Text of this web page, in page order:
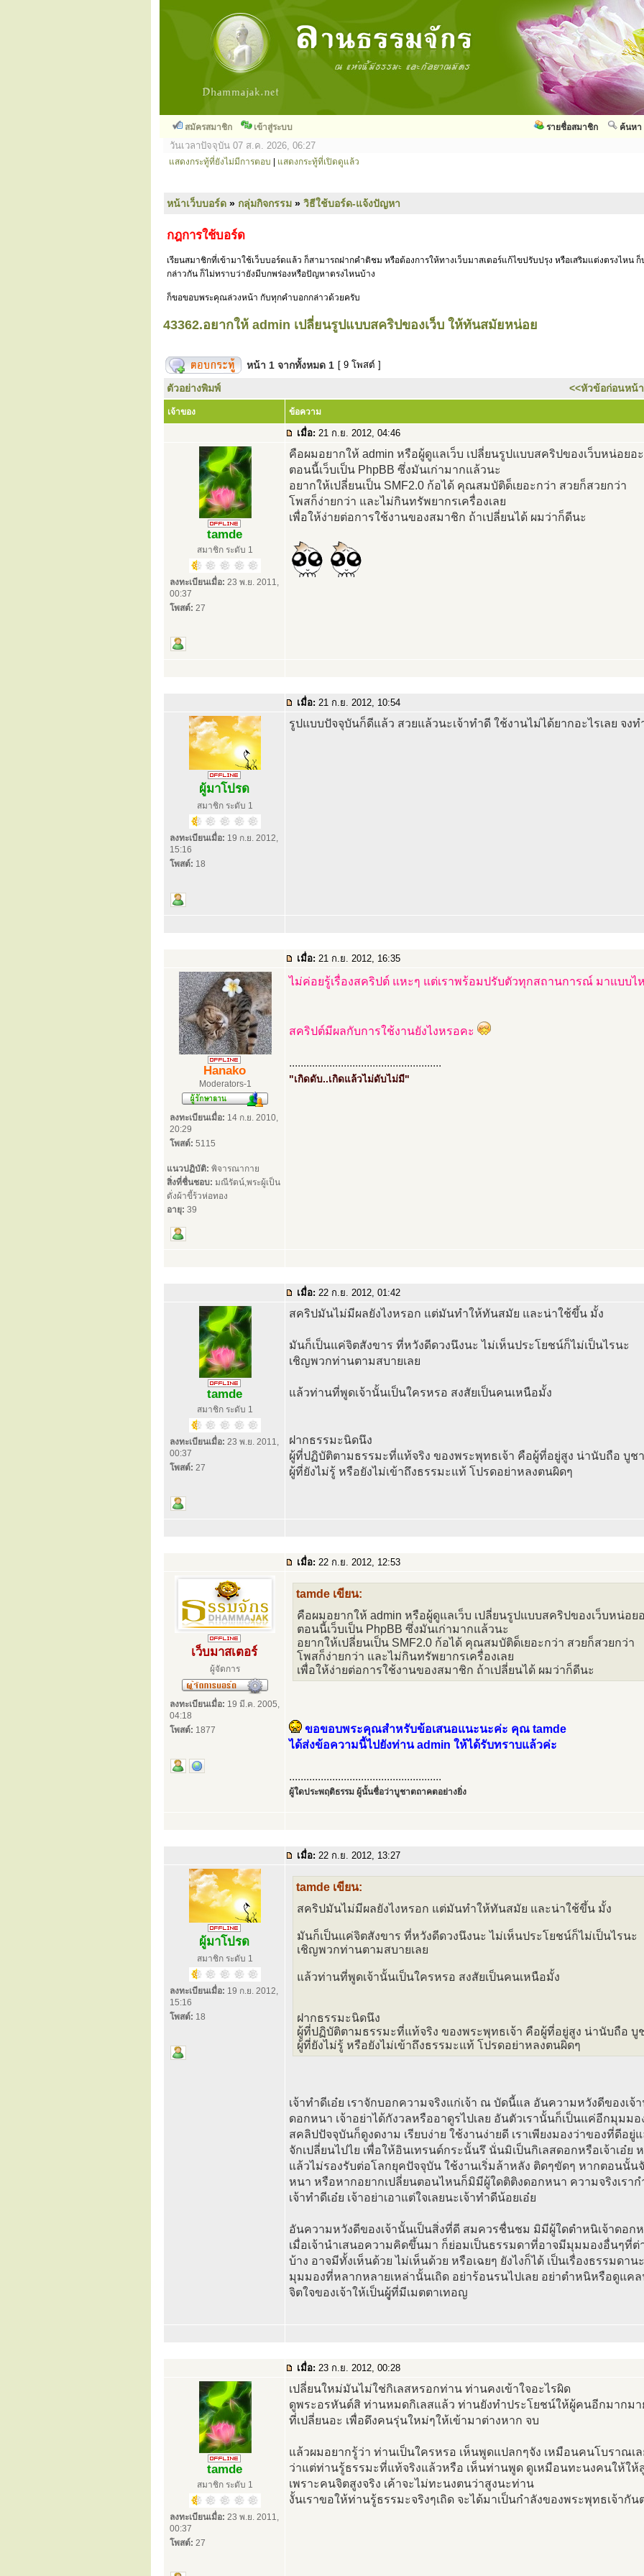
สมัครสมาชิก เข้าสู่ระบบ ค้นหา
รายชื่อสมาชิก
วันเวลาปัจจุบัน 07 ส.ค. 2026, 06:27
แสดงกระทู้ที่ยังไม่มีการตอบ แสดงกระทู้ที่เปิดดูแล้ว
หน้าเว็บบอร์ด » กลุ่มกิจกรรม » วิธีใช้บอร์ด-แจ้งปัญหา
กฎการใช้บอร์ด
เรียนสมาชิกที่เข้ามาใช้เว็บบอร์ดแล้ว ก็สามารถฝากคำติชม หรือต้องการให้ทางเว็บมาสเตอร์แก้ไขปรับปรุง หรือเสริมแต่งตรงไหน
กล่าวกัน ก็ไม่ทราบว่ายังมีบกพร่องหรือปัญหาตรงไหนบ้าง
ก็ขอขอบพระคุณล่วงหน้า กับทุกคำบอกกล่าวด้วยครับ
43362.อยากให้ admin เปลี่ยนรูปแบบสคริปของเว็บ ให้ทันสมัยหน่อย
หน้า 1 จากทั้งหมด 1 [ 9 โพสต์ ]
ตัวอย่างพิมพ์ <<หัวข้อก่อนหน้า
เจ้าของ ข้อความ
เมื่อ: 21 ก.ย. 2012, 04:46
tamde
สมาชิก ระดับ 1
ลงทะเบียนเมื่อ: 23 พ.ย. 2011,
00:37
โพสต์: 27
คือผมอยากให้ admin หรือผู้ดูแลเว็บ เปลี่ยนรูปแบบสคริปของเว็บหน่อยอ
ตอนนี้เว็บเป็น PhpBB ซึ่งมันเก่ามากแล้วนะ
อยากให้เปลี่ยนเป็น SMF2.0 ก้อได้ คุณสมบัติด็เยอะกว่า สวยก็สวยกว่า
โพสก็ง่ายกว่า และไม่กินทรัพยากรเครื่องเลย
เพื่อให้ง่ายต่อการใช้งานของสมาชิก ถ้าเปลี่ยนได้ ผมว่าก็ดีนะ
เมื่อ: 21 ก.ย. 2012, 10:54
ผู้มาโปรด
สมาชิก ระดับ 1
ลงทะเบียนเมื่อ: 19 ก.ย. 2012,
15:16
โพสต์: 18
รูปแบบปัจจุบันก็ดีแล้ว สวยแล้วนะเจ้าทำดี ใช้งานไม่ได้ยากอะไรเลย จง
เมื่อ: 21 ก.ย. 2012, 16:35
Hanako
Moderators-1
ลงทะเบียนเมื่อ: 14 ก.ย. 2010,
20:29
โพสต์: 5115
แนวปฏิบัติ: พิจารณากาย
สิ่งที่ชื่นชอบ: มณีรัตน์,พระผู้เป็น
ดั่งผ้าขี้ร้วห่อทอง
อายุ: 39
ไม่ค่อยรู้เรื่องสคริปต์ แหะๆ แต่เราพร้อมปรับตัวทุกสถานการณ์ มาแบบไ
สคริปต์มีผลกับการใช้งานยังไงหรอคะ
.....................................................
"เกิดดับ..เกิดแล้วไม่ดับไม่มี"
เมื่อ: 22 ก.ย. 2012, 01:42
tamde
สมาชิก ระดับ 1
ลงทะเบียนเมื่อ: 23 พ.ย. 2011,
00:37
โพสต์: 27
สคริปมันไม่มีผลยังไงหรอก แต่มันทำให้ทันสมัย และน่าใช้ขึ้น มั้ง
มันก็เป็นแค่จิตสังขาร ที่หวังดีดวงนึงนะ ไม่เห็นประโยชน์ก็ไม่เป็นไรนะ
เชิญพวกท่านตามสบายเลย
แล้วท่านที่พูดเจ้านั้นเป็นใครหรอ สงสัยเป็นคนเหนือมั้ง
ฝากธรรมะนิดนึง
ผู้ที่ปฏิบัติตามธรรมะที่แท้จริง ของพระพุทธเจ้า คือผู้ที่อยู่สูง น่านับถือ บูชา
ผู้ที่ยังไม่รู้ หรือยังไม่เข้าถึงธรรมะแท้ โปรดอย่าหลงตนผิดๆ
เมื่อ: 22 ก.ย. 2012, 12:53
เว็บมาสเตอร์
ผู้จัดการ
ลงทะเบียนเมื่อ: 19 มี.ค. 2005,
04:18
โพสต์: 1877
tamde เขียน:
คือผมอยากให้ admin หรือผู้ดูแลเว็บ เปลี่ยนรูปแบบสคริปของเว็บหน่อย
ตอนนี้เว็บเป็น PhpBB ซึ่งมันเก่ามากแล้วนะ
อยากให้เปลี่ยนเป็น SMF2.0 ก้อได้ คุณสมบัติด็เยอะกว่า สวยก็สวยกว่า
โพสก็ง่ายกว่า และไม่กินทรัพยากรเครื่องเลย
เพื่อให้ง่ายต่อการใช้งานของสมาชิก ถ้าเปลี่ยนได้ ผมว่าก็ดีนะ
ขอขอบพระคุณสำหรับข้อเสนอแนะนะค่ะ คุณ tamde
ได้ส่งข้อความนี้ไปยังท่าน admin ให้ได้รับทราบแล้วค่ะ
.....................................................
ผู้ใดประพฤติธรรม ผู้นั้นชื่อว่าบูชาตถาคตอย่างยิ่ง
เมื่อ: 22 ก.ย. 2012, 13:27
ผู้มาโปรด
สมาชิก ระดับ 1
ลงทะเบียนเมื่อ: 19 ก.ย. 2012,
15:16
โพสต์: 18
tamde เขียน:
สคริปมันไม่มีผลยังไงหรอก แต่มันทำให้ทันสมัย และน่าใช้ขึ้น มั้ง
มันก็เป็นแค่จิตสังขาร ที่หวังดีดวงนึงนะ ไม่เห็นประโยชน์ก็ไม่เป็นไรนะ
เชิญพวกท่านตามสบายเลย
แล้วท่านที่พูดเจ้านั้นเป็นใครหรอ สงสัยเป็นคนเหนือมั้ง
ฝากธรรมะนิดนึง
ผู้ที่ปฏิบัติตามธรรมะที่แท้จริง ของพระพุทธเจ้า คือผู้ที่อยู่สูง น่านับถือ บู
ผู้ที่ยังไม่รู้ หรือยังไม่เข้าถึงธรรมะแท้ โปรดอย่าหลงตนผิดๆ
เจ้าทำดีเอ๋ย เราจักบอกความจริงแก่เจ้า ณ บัดนี้แล อันความหวังดีของเจ้
ดอกหนา เจ้าอย่าได้กังวลหรืออาดูรไปเลย อันตัวเรานั้นก็เป็นแค่อีกมุมมอ
สคลิปปัจจุบันก็ดูงดงาม เรียบง่าย ใช้งานง่ายดี เราเพียงมองว่าของที่ดีอ
จักเปลี่ยนไปไย เพื่อให้อินเทรนด์กระนั้นรึ นั่นมิเป็นกิเลสดอกหรือเจ้าเอ๋
แล้วไม่รองรับต่อโลกยุคปัจจุบัน ใช้งานเริ่มล้าหลัง ติดๆขัดๆ หากตอนนั้น
หนา หรือหากอยากเปลี่ยนตอนไหนก็มิมีผู้ใดติติงดอกหนา ความจริงเรา
เจ้าทำดีเอ๋ย เจ้าอย่าเอาแต่ใจเลยนะเจ้าทำดีน้อยเอ๋ย
อันความหวังดีของเจ้านั้นเป็นสิ่งที่ดี สมควรชื่นชม มิมีผู้ใดตำหนิเจ้าดอก
เมื่อเจ้านำเสนอความคิดขึ้นมา ก็ย่อมเป็นธรรมดาที่อาจมีมุมมองอื่นๆที่ต่
บ้าง อาจมีทั้งเห็นด้วย ไม่เห็นด้วย หรือเฉยๆ ยังไงก็ได้ เป็นเรื่องธรรมดานะ
มุมมองที่หลากหลายเหล่านั้นเถิด อย่าร้อนรนไปเลย อย่าตำหนิหรือดูแค
จิตใจของเจ้าให้เป็นผุู้ที่มีเมตตาเทอญ
เมื่อ: 23 ก.ย. 2012, 00:28
tamde
สมาชิก ระดับ 1
ลงทะเบียนเมื่อ: 23 พ.ย. 2011,
00:37
โพสต์: 27
เปลี่ยนใหม่มันไม่ใช่กิเลสหรอกท่าน ท่านคงเข้าใจอะไรผิด
ดูพระอรหันต์สิ ท่านหมดกิเลสแล้ว ท่านยังทำประโยชน์ให้ผู้คนอีกมากมา
ที่เปลี่ยนอะ เพื่อดึงคนรุ่นใหม่ๆให้เข้ามาต่างหาก จบ
แล้วผมอยากรู้ว่า ท่านเป็นใครหรอ เห็นพูดแปลกๆจัง เหมือนคนโบราณเ
ว่าแต่ท่านรู้ธรรมะที่แท้จริงแล้วหรือ เห็นท่านพูด ดูเหมือนทะนงคนให้ให้
เพราะคนจิตสูงจริง เค้าจะไม่ทะนงตนว่าสูงนะท่าน
งั้นเราขอให้ท่านรู้ธรรมะจริงๆเถิด จะได้มาเป็นกำลังของพระพุทธเจ้ากัน